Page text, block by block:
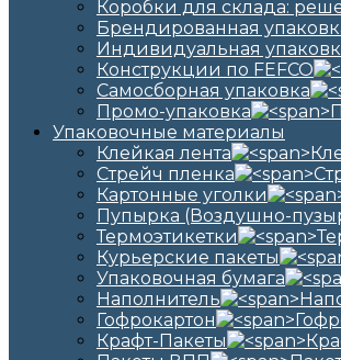
Коробки для склада:
Брендированная
Индивидуальная
Конструкции по FEFCO
Самосборная упаковка
Промо-упаковка
Упаковочные материалы
Клейкая лента
Стрейч пленка
Картонные уголки
Пупырка (Воздушно-
Термоэтикетки
Курьерские пакеты
Упаковочная бумага
Наполнитель
Гофрокартон
Крафт-Пакеты